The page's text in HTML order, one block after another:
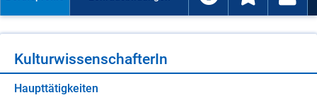
Kul­tur­wis­sen­schaf­te­rIn
Haupttätigkeiten